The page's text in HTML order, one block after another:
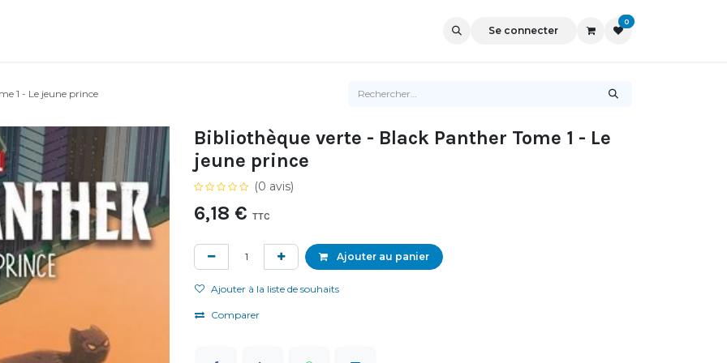
Se connecter
0
1 - Le jeune prince
Bibliothèque verte - Black Panther Tome 1 - Le
jeune prince
(0 avis)
6,18 € TTC
Ajouter au panier
Ajouter à la liste de souhaits
Comparer